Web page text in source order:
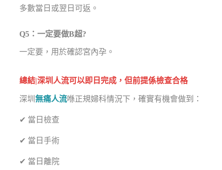
多數當日或翌日可返。
Q5：一定要做B超?
一定要，用於確認宮內孕。
總結|深圳人流可以即日完成，但前提係檢查合格
深圳無痛人流喺正規婦科情況下，確實有機會做到：
✔ 當日檢查
✔ 當日手術
✔ 當日離院